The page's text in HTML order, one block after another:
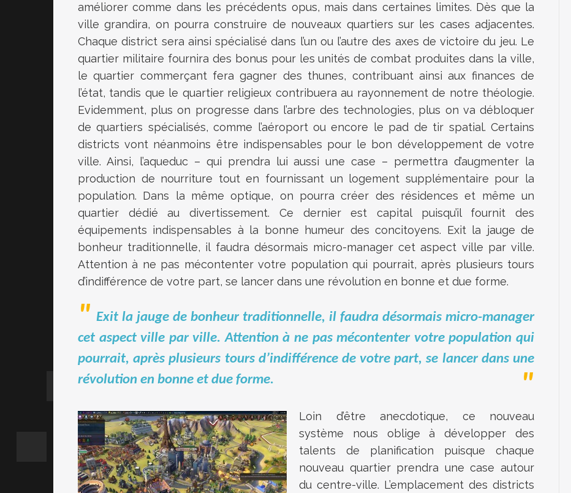
améliorer comme dans les précédents opus, mais dans certaines limites. Dès que la
ville grandira, on pourra construire de nouveaux quartiers sur les cases adjacentes.
Chaque district sera ainsi spécialisé dans l’un ou l’autre des axes de victoire du jeu. Le
quartier militaire fournira des bonus pour les unités de combat produites dans la ville,
le quartier commerçant fera gagner des thunes, contribuant ainsi aux finances de
l’état, tandis que le quartier religieux contribuera au rayonnement de notre théologie.
Evidemment, plus on progresse dans l’arbre des technologies, plus on va débloquer
de quartiers spécialisés, comme l’aéroport ou encore le pad de tir spatial. Certains
districts vont néanmoins être indispensables pour le bon développement de votre
ville. Ainsi, l’aqueduc – qui prendra lui aussi une case – permettra d’augmenter la
production de nourriture tout en fournissant un logement supplémentaire pour la
population. Dans la même optique, on pourra créer des résidences et même un
quartier dédié au divertissement. Ce dernier est capital puisqu’il fournit des
équipements indispensables à la bonne humeur des concitoyens. Exit la jauge de
bonheur traditionnelle, il faudra désormais micro-manager cet aspect ville par ville.
Attention à ne pas mécontenter votre population qui pourrait, après plusieurs tours
d’indifférence de votre part, se lancer dans une révolution en bonne et due forme.
Exit la jauge de bonheur traditionnelle, il faudra désormais micro-manager
cet aspect ville par ville. Attention à ne pas mécontenter votre population qui
pourrait, après plusieurs tours d’indifférence de votre part, se lancer dans une
révolution en bonne et due forme.
Loin d’être anecdotique, ce nouveau
système nous oblige à développer des
talents de planification puisque chaque
nouveau quartier prendra une case autour
du centre-ville. L’emplacement des districts